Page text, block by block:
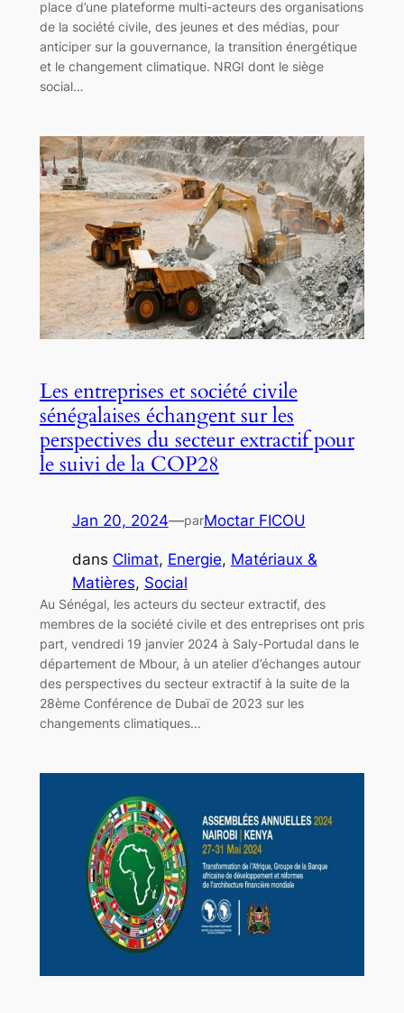
place d’une plateforme multi-acteurs des organisations
de la société civile, des jeunes et des médias, pour
anticiper sur la gouvernance, la transition énergétique
et le changement climatique. NRGI dont le siège
social…
Les entreprises et société civile
sénégalaises échangent sur les
perspectives du secteur extractif pour
le suivi de la COP28
Jan 20, 2024—parMoctar FICOU
dans Climat, Energie, Matériaux &
Matières, Social
Au Sénégal, les acteurs du secteur extractif, des
membres de la société civile et des entreprises ont pris
part, vendredi 19 janvier 2024 à Saly-Portudal dans le
département de Mbour, à un atelier d’échanges autour
des perspectives du secteur extractif à la suite de la
28ème Conférence de Dubaï de 2023 sur les
changements climatiques…